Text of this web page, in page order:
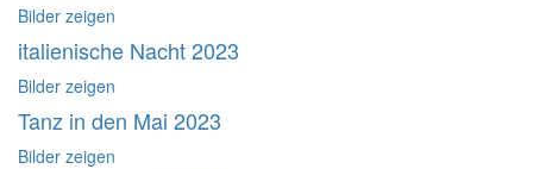
Bilder zeigen
italienische Nacht 2023
Bilder zeigen
Tanz in den Mai 2023
Bilder zeigen